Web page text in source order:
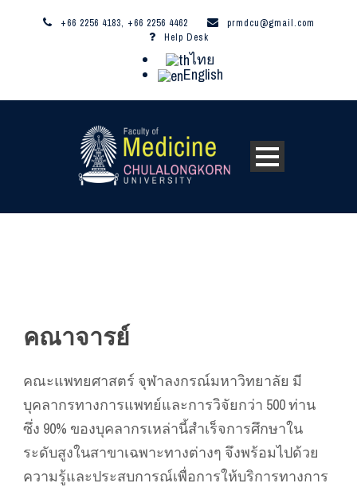
+66 2256 4183, +66 2256 4462
prmdcu@gmail.com
Help Desk
ไทย
English
คณาจารย์
คณะแพทยศาสตร์ จุฬาลงกรณ์มหาวิทยาลัย มี
บุคลากรทางการแพทย์และการวิจัยกว่า 500 ท่าน
ซึ่ง 90% ของบุคลากรเหล่านี้สำเร็จการศึกษาใน
ระดับสูงในสาขาเฉพาะทางต่างๆ จึงพร้อมไปด้วย
ความรู้และประสบการณ์เพื่อการให้บริการทางการ